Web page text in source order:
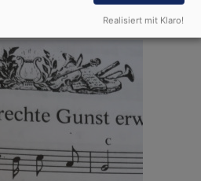
Realisiert mit Klaro!